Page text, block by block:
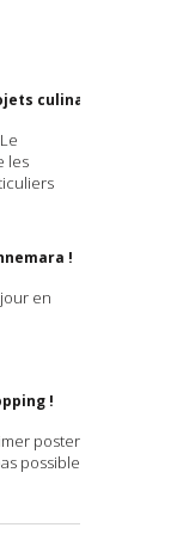
culinaires !
les
!
en
!
poster
possible